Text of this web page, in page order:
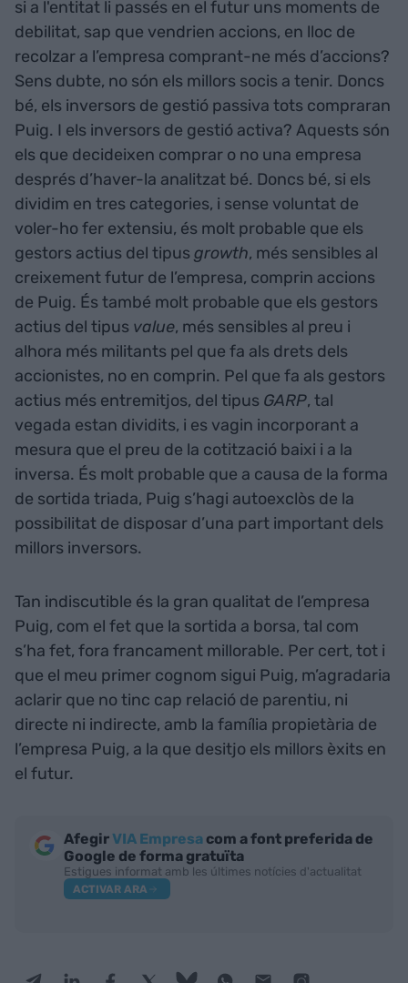
si a l'entitat li passés en el futur uns moments de
debilitat, sap que vendrien accions, en lloc de
recolzar a l’empresa comprant-ne més d’accions?
Sens dubte, no són els millors socis a tenir. Doncs
bé, els inversors de gestió passiva tots compraran
Puig. I els inversors de gestió activa? Aquests són
els que decideixen comprar o no una empresa
després d’haver-la analitzat bé. Doncs bé, si els
dividim en tres categories, i sense voluntat de
voler-ho fer extensiu, és molt probable que els
gestors actius del tipusgrowth, més sensibles al
creixement futur de l’empresa, comprin accions
de Puig. És també molt probable que els gestors
actius del tipus value, més sensibles al preu i
alhora més militants pel que fa als drets dels
accionistes, no en comprin. Pel que fa als gestors
actius més entremitjos, del tipus GARP, tal
vegada estan dividits, i es vagin incorporant a
mesura que el preu de la cotització baixi i a la
inversa. És molt probable que a causa de la forma
de sortida triada, Puig s’hagi autoexclòs de la
possibilitat de disposar d’una part important dels
millors inversors.
Tan indiscutible és la gran qualitat de l’empresa
Puig, com el fet que la sortida a borsa, tal com
s’ha fet, fora francament millorable. Per cert, tot i
que el meu primer cognom sigui Puig, m’agradaria
aclarir que no tinc cap relació de parentiu, ni
directe ni indirecte, amb la família propietària de
l’empresa Puig, a la que desitjo els millors èxits en
el futur.
AfegirVIA Empresa com a font preferida de
Google de forma gratuïta
Estigues informat amb les últimes notícies d'actualitat
ACTIVAR ARA